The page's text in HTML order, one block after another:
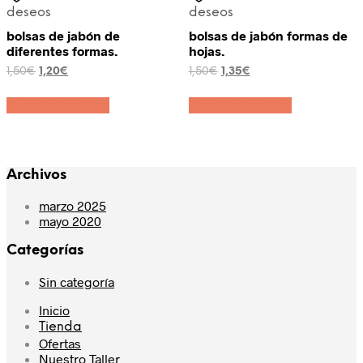
deseos
bolsas de jabón de
diferentes formas.
1,50€ El
original
era:
1,20€
actual
es:
deseos
bolsas de jabón formas de
hojas.
1,50€ El
original
era:
1,35€El
actual
es:
Archivos
marzo 2025
mayo 2020
Categorías
Sin categoría
Inicio
Tienda
Ofertas
Nuestro Taller